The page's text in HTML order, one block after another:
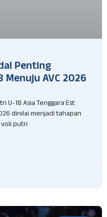
Penting
Menuju AVC 2026
U-18 Asia Tenggara Est
dinilai menjadi tahapan
putri